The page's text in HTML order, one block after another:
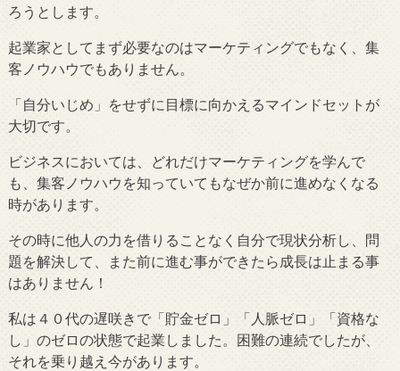
ろうとします。
起業家としてまず必要なのはマーケティングでもなく、集
客ノウハウでもありません。
「自分いじめ」をせずに目標に向かえるマインドセットが
大切です。
ビジネスにおいては、どれだけマーケティングを学んで
も、集客ノウハウを知っていてもなぜか前に進めなくなる
時があります。
その時に他人の力を借りることなく自分で現状分析し、問
題を解決して、また前に進む事ができたら成長は止まる事
はありません！
私は４０代の遅咲きで「貯金ゼロ」「人脈ゼロ」「資格な
し」のゼロの状態で起業しました。困難の連続でしたが、
それを乗り越え今があります。